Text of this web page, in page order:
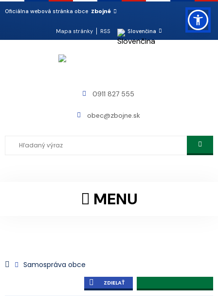
Oficiálna webová stránka obce Zbojné
Mapa stránky RSS Slovenčina
0911 827 555
obec@zbojne.sk
MENU
Samospráva obce
ZDIELAŤ